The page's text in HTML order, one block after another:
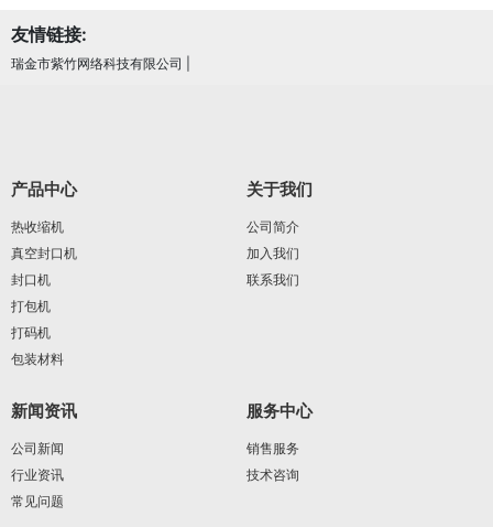
友情链接:
瑞金市紫竹网络科技有限公司
产品中心
热收缩机
真空封口机
封口机
打包机
打码机
包装材料
关于我们
公司简介
加入我们
联系我们
新闻资讯
公司新闻
行业资讯
常见问题
服务中心
销售服务
技术咨询